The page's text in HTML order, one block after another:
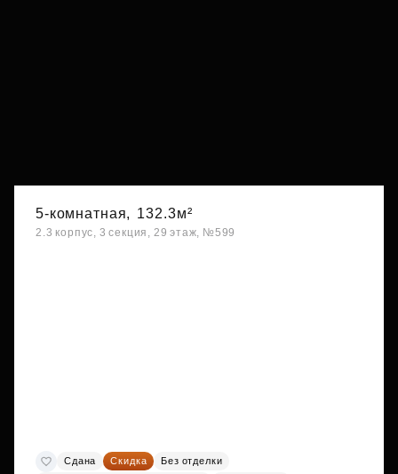
5-комнатная, 132.3м²
2.3 корпус, 3 секция, 29 этаж, №599
Сдана Скидка
Без отделки